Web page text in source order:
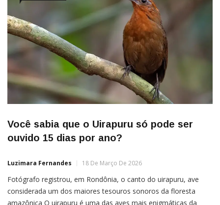
Você sabia que o Uirapuru só pode ser
ouvido 15 dias por ano?
Luzimara Fernandes 18 De Março De 2026
Fotógrafo registrou, em Rondônia, o canto do uirapuru, ave
considerada um dos maiores tesouros sonoros da floresta
amazônica O uirapuru é uma das aves mais enigmáticas da